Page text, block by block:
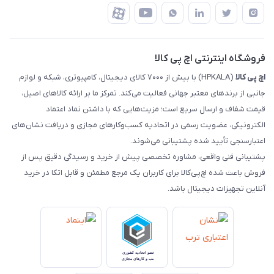
ضمانت اصالت کالا
رهگیری مرسولات چاپار
رهگیری مرسولات ماهکس
درباره ما
تماس با ما
فروشگاه اینترنتی اچ پی کالا
اچ‌ پی‌ کالا
(HPKALA) با بیش از ۷۰۰۰ کالای دیجیتال، کامپیوتری، شبکه و لوازم
جانبی از برندهای معتبر جهانی فعالیت می‌کند. تمرکز ما بر ارائه کالاهای اصیل،
قیمت شفاف و ارسال سریع است؛ مزیت‌هایی که با داشتن نماد اعتماد
الکترونیکی، عضویت رسمی در اتحادیه کسب‌وکارهای مجازی و دریافت نشان‌های
اعتبارسنجی تأیید شده پشتیبانی می‌شوند.
پشتیبانی فنی واقعی، مشاوره تخصصی پیش از خرید و رسیدگی دقیق پس از
فروش باعث شده اچ‌پی‌کالا برای کاربران یک مرجع مطمئن و قابل اتکا در خرید
آنلاین تجهیزات دیجیتال باشد.